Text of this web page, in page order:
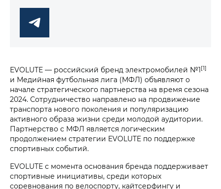
EVOLUTE — российский бренд электромобилей №1[1]
и Медийная футбольная лига (МФЛ) объявляют о
начале стратегического партнерства на время сезона
2024. Сотрудничество направлено на продвижение
транспорта нового поколения и популяризацию
активного образа жизни среди молодой аудитории.
Партнерство с МФЛ является логическим
продолжением стратегии EVOLUTE по поддержке
спортивных событий.
EVOLUTE с момента основания бренда поддерживает
спортивные инициативы, среди которых
соревнования по велоспорту, кайтсерфингу и